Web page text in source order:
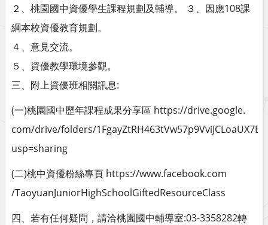
２、桃園國中資優學生課程規劃及輔導。 ３、因應108課
綱本校資優教育規劃。
４、意見交流。
５、資優教學環境參觀。
三、附上資優班相關訊息:
(一)桃園國中歷年課程成果分享區 https://drive.google.
com/drive/folders/1FgayZtRH463tVw57p9VviJCLoaUX7Bi?
usp=sharing
(二)桃中資優粉絲專頁 https://www.facebook.com
/TaoyuanJuniorHighSchoolGiftedResourceClass
四、若有任何疑問，請洽桃園國中輔導室:03-3358282轉